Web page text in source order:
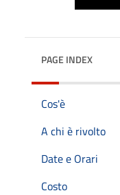
PAGE INDEX
Cos'è
A chi è rivolto
Date e Orari
Costo